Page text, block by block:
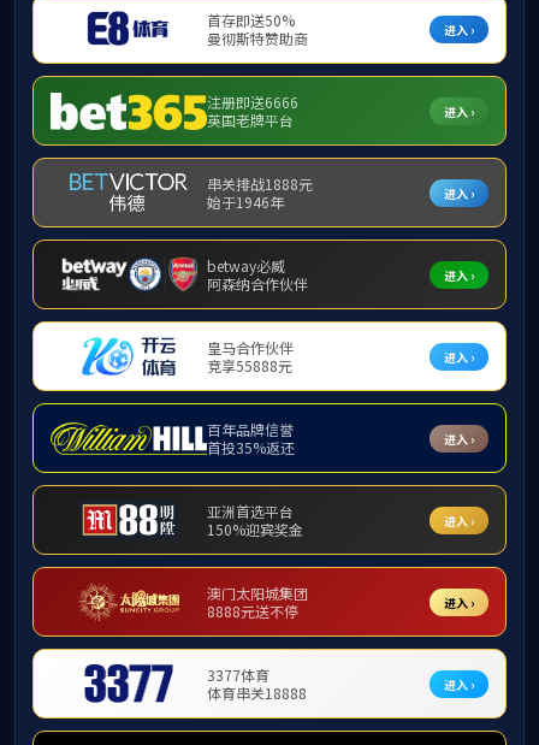
（圆形）控制连接器-9
发布时间：2022年04月20日
点击量：389
上一产品：（圆形）控制连接器-8
下一产品：车端箱